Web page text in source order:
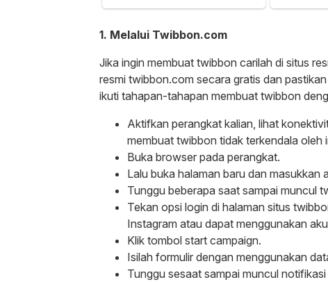
1. Melalui Twibbon.com
Jika ingin membuat twibbon carilah di situs
resmi twibbon.com secara gratis dan
ikuti tahapan-tahapan membuat twibbon
Aktifkan perangkat kalian, lihat
membuat twibbon tidak terkendala oleh
Buka browser pada perangkat.
Lalu buka halaman baru dan masukkan
Tunggu beberapa saat sampai muncul
Tekan opsi login di halaman situs
Instagram atau dapat menggunakan
Klik tombol start campaign.
Isilah formulir dengan menggunakan
Tunggu sesaat sampai muncul